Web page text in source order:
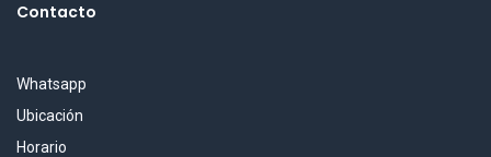
Contacto
Whatsapp
Ubicación
Horario